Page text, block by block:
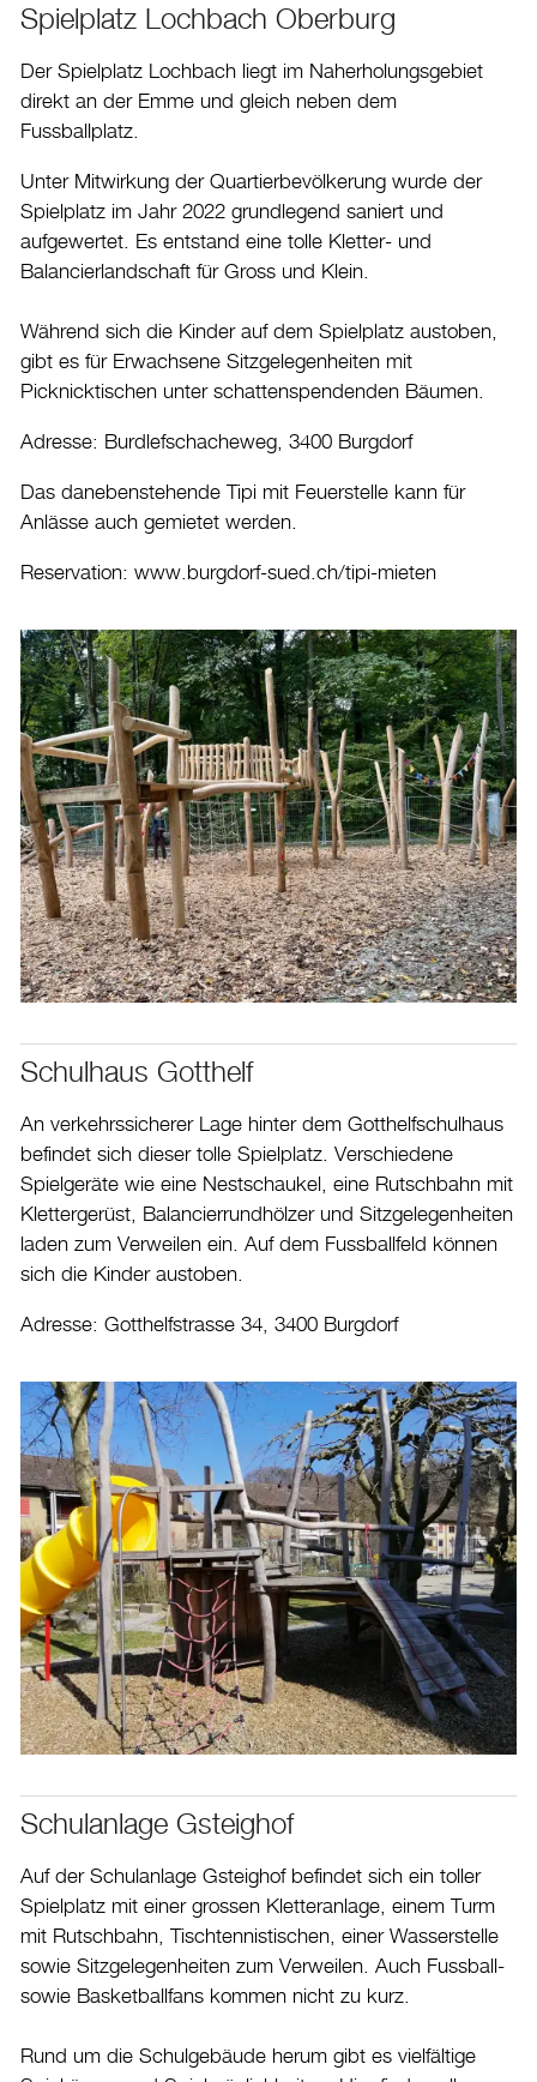
Spielplatz Lochbach Oberburg
Der Spielplatz Lochbach liegt im Naherholungsgebiet
direkt an der Emme und gleich neben dem
Fussballplatz.
Unter Mitwirkung der Quartierbevölkerung wurde der
Spielplatz im Jahr 2022 grundlegend saniert und
aufgewertet. Es entstand eine tolle Kletter- und
Balancierlandschaft für Gross und Klein.
Während sich die Kinder auf dem Spielplatz austoben,
gibt es für Erwachsene Sitzgelegenheiten mit
Picknicktischen unter schattenspendenden Bäumen.
Adresse: Burdlefschacheweg, 3400 Burgdorf
Das danebenstehende Tipi mit Feuerstelle kann für
Anlässe auch gemietet werden.
Reservation: www.burgdorf-sued.ch/tipi-mieten
Schulhaus Gotthelf
An verkehrssicherer Lage hinter dem Gotthelfschulhaus
befindet sich dieser tolle Spielplatz. Verschiedene
Spielgeräte wie eine Nestschaukel, eine Rutschbahn mit
Klettergerüst, Balancierrundhölzer und Sitzgelegenheiten
laden zum Verweilen ein. Auf dem Fussballfeld können
sich die Kinder austoben.
Adresse: Gotthelfstrasse 34, 3400 Burgdorf
Schulanlage Gsteighof
Auf der Schulanlage Gsteighof befindet sich ein toller
Spielplatz mit einer grossen Kletteranlage, einem Turm
mit Rutschbahn, Tischtennistischen, einer Wasserstelle
sowie Sitzgelegenheiten zum Verweilen. Auch Fussball-
sowie Basketballfans kommen nicht zu kurz.
Rund um die Schulgebäude herum gibt es vielfältige